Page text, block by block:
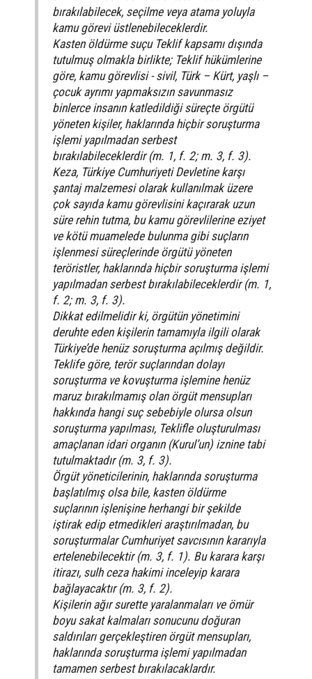
bırakılabilecek, seçilme veya atama yoluyla
kamu görevi üstlenebileceklerdir.
Kasten öldürme suçu Teklif kapsamı dışında
tutulmuş olmakla birlikte; Teklif hükümlerine
göre, kamu görevlisi - sivil, Türk – Kürt, yaşlı –
çocuk ayrımı yapmaksızın savunmasız
binlerce insanın katledildiği süreçte örgütü
yöneten kişiler, haklarında hiçbir soruşturma
işlemi yapılmadan serbest
bırakılabileceklerdir (m. 1, f. 2; m. 3, f. 3).
Keza, Türkiye Cumhuriyeti Devletine karşı
şantaj malzemesi olarak kullanılmak üzere
çok sayıda kamu görevlisini kaçırarak uzun
süre rehin tutma, bu kamu görevlilerine eziyet
ve kötü muamelede bulunma gibi suçların
işlenmesi süreçlerinde örgütü yöneten
teröristler, haklarında hiçbir soruşturma işlemi
yapılmadan serbest bırakılabileceklerdir (m. 1,
f. 2; m. 3, f. 3).
Dikkat edilmelidir ki, örgütün yönetimini
deruhte eden kişilerin tamamıyla ilgili olarak
Türkiye’de henüz soruşturma açılmış değildir.
Teklife göre, terör suçlarından dolayı
soruşturma ve kovuşturma işlemine henüz
maruz bırakılmamış olan örgüt mensupları
hakkında hangi suç sebebiyle olursa olsun
soruşturma yapılması, Teklifle oluşturulması
amaçlanan idari organın (Kurul’un) iznine tabi
tutulmaktadır (m. 3, f. 3).
Örgüt yöneticilerinin, haklarında soruşturma
başlatılmış olsa bile, kasten öldürme
suçlarının işlenişine herhangi bir şekilde
iştirak edip etmedikleri araştırılmadan, bu
soruşturmalar Cumhuriyet savcısının kararıyla
ertelenebilecektir (m. 3, f. 1). Bu karara karşı
itirazı, sulh ceza hakimi inceleyip karara
bağlayacaktır (m. 3, f. 2).
Kişilerin ağır surette yaralanmaları ve ömür
boyu sakat kalmaları sonucunu doğuran
saldırıları gerçekleştiren örgüt mensupları,
haklarında soruşturma işlemi yapılmadan
tamamen serbest bırakılacaklardır.